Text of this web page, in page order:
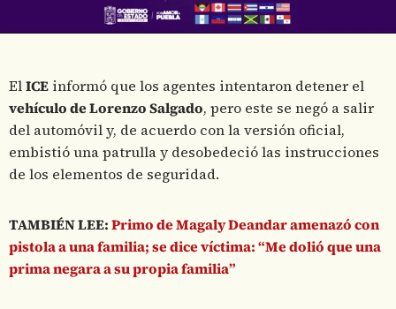
ElICE informó que los agentes intentaron detener el
vehículo de Lorenzo Salgado, pero este se negó a salir
del automóvil y, de acuerdo con la versión oficial,
embistió una patrulla y desobedeció las instrucciones
de los elementos de seguridad.
TAMBIÉN LEE:Primo de Magaly Deandar amenazó con
pistola a una familia; se dice víctima: “Me dolió que una
prima negara a su propia familia”